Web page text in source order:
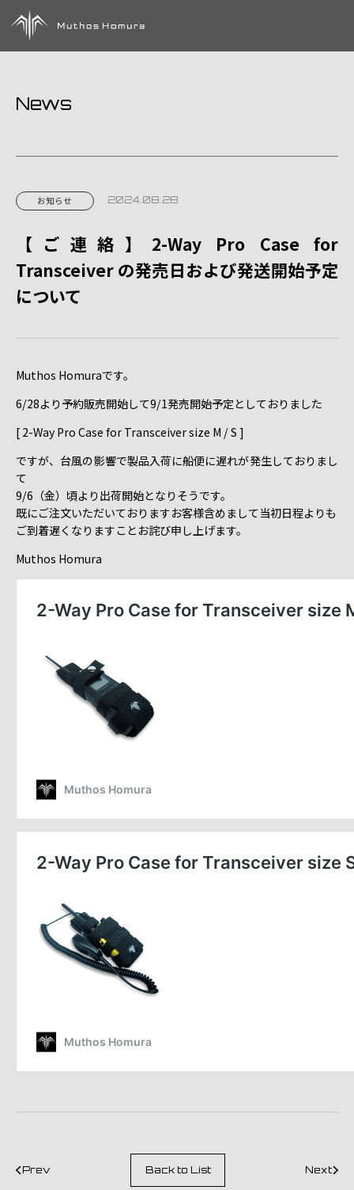
News
お知らせ 2024.08.28
【ご連絡】2-Way Pro Case for
Transceiver の発売日および発送開始予定
について
Muthos Homuraです。
6/28より予約販売開始して9/1発売開始予定としておりました
[ 2-Way Pro Case for Transceiver size M / S ]
ですが、台風の影響で製品入荷に船便に遅れが発生しておりまし
て
9/6（金）頃より出荷開始となりそうです。
既にご注文いただいておりますお客様含めまして当初日程よりも
ご到着遅くなりますことお詫び申し上げます。
Muthos Homura
Prev Back to List Next